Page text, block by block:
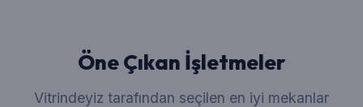
Öne Çıkan İşletmeler
Vitrindeyiz tarafından seçilen en iyi mekanlar